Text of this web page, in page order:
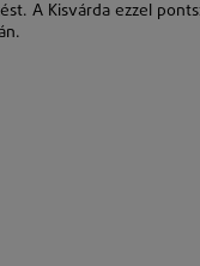
A Kisvárda ezzel